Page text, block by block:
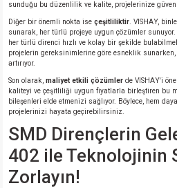
sunduğu bu düzenlilik ve kalite, projelerinize güven
Diğer bir önemli nokta ise çeşitliliktir . VISHAY,
sunarak, her türlü projeye uygun çözümler
her türlü direnci hızlı ve kolay bir şekilde
projelerin gereksinimlerine göre esneklik sunarken,
artırıyor.
Son olarak, maliyet etkili çözümler de VISHAY'i
kaliteyi ve çeşitliliği uygun fiyatlarla birleştiren bu
bileşenleri elde etmenizi sağlıyor. Böylece, hem
projelerinizi hayata geçirebilirsiniz.
SMD Dirençlerin
402 ile Teknolojinin
Zorlayın!